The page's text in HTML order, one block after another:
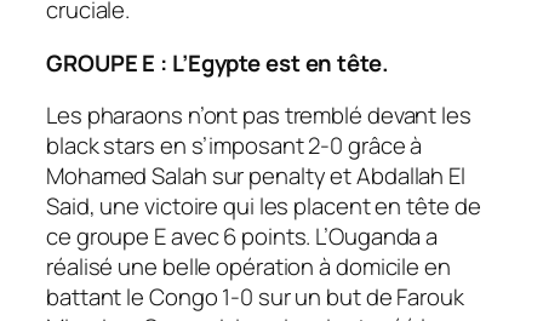
cruciale.
GROUPE E : L’Egypte est en tête.
Les pharaons n’ont pas tremblé devant les
black stars en s’imposant 2-0 grâce à
Mohamed Salah sur penalty et Abdallah El
Said, une victoire qui les placent en tête de
ce groupe E avec 6 points. L’Ouganda a
réalisé une belle opération à domicile en
battant le Congo 1-0 sur un but de Farouk